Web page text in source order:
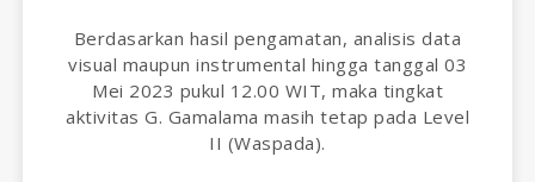
Berdasarkan hasil pengamatan, analisis data
visual maupun instrumental hingga tanggal 03
Mei 2023 pukul 12.00 WIT, maka tingkat
aktivitas G. Gamalama masih tetap pada Level
II (Waspada).